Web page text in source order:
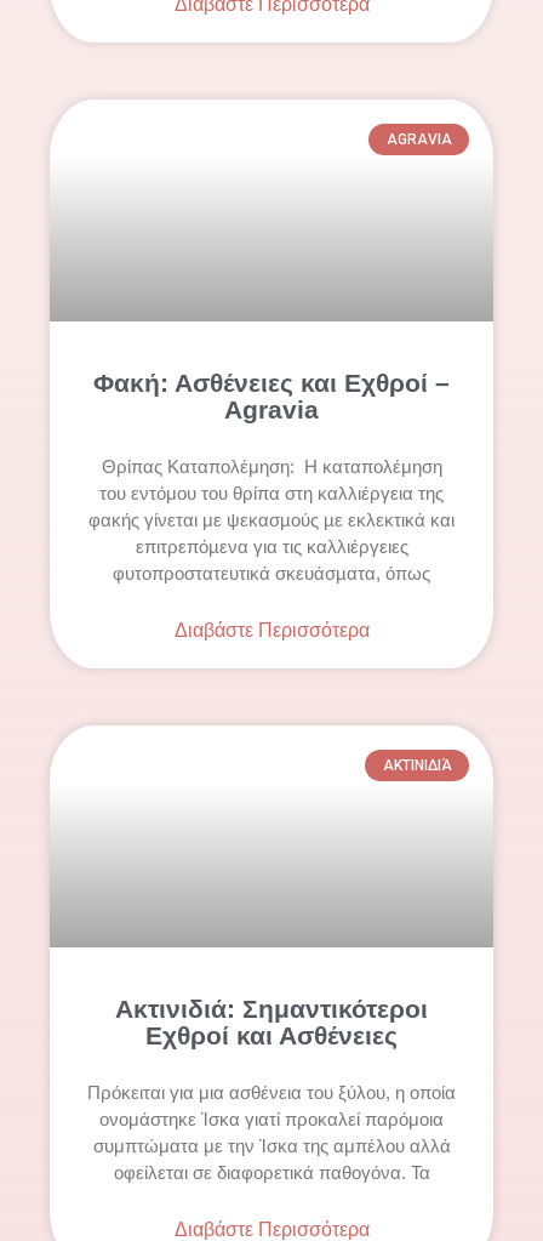
AGRAVIA
Φακή: Ασθένειες και Εχθροί –
Agravia
Θρίπας Καταπολέμηση: Η καταπολέμηση
του εντόμου του θρίπα στη καλλιέργεια της
φακής γίνεται με ψεκασµούς µε εκλεκτικά και
επιτρεπόµενα για τις καλλιέργειες
φυτοπροστατευτικά σκευάσµατα, όπως
Διαβάστε Περισσότερα
ΑΚΤΙΝΙΔΙΆ
Ακτινιδιά: Σημαντικότεροι
Εχθροί και Ασθένειες
Πρόκειται για μια ασθένεια του ξύλου, η οποία
ονομάστηκε Ίσκα γιατί προκαλεί παρόμοια
συμπτώματα με την Ίσκα της αμπέλου αλλά
οφείλεται σε διαφορετικά παθογόνα. Τα
Διαβάστε Περισσότερα